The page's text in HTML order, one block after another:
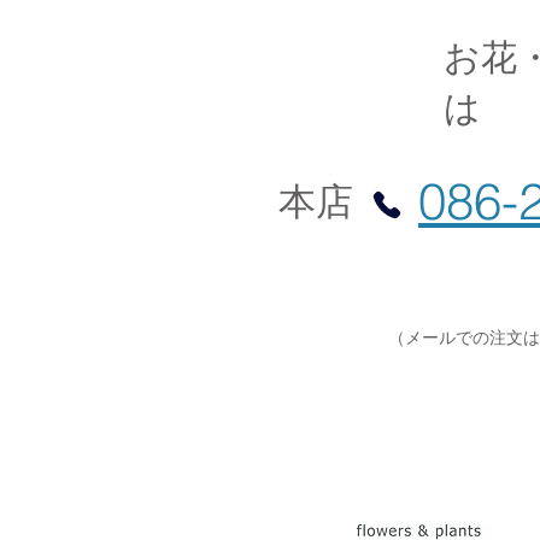
胡蝶蘭８本立ち 特別仕様
お花
は
本店 086-
（メールでの注文